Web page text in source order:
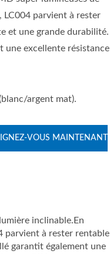
parvient à rester
et une grande durabilité.
une excellente résistance
argent mat).
VOUS MAINTENANT
inclinable.En
parvient à rester rentable
garantit également une